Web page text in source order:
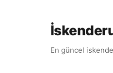
En güncel